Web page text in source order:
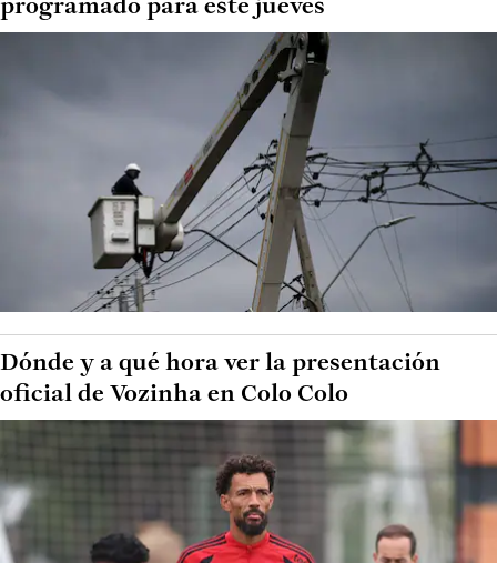
programado para este jueves
Dónde y a qué hora ver la presentación
oficial de Vozinha en Colo Colo